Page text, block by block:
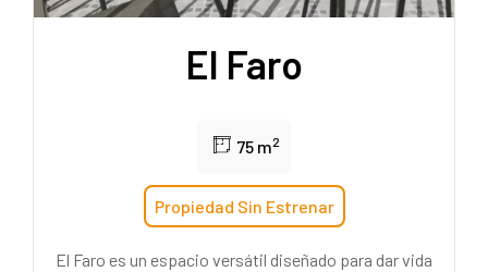
El Faro
75 m2
Propiedad Sin Estrenar
El Faro es un espacio versátil diseñado para dar vida